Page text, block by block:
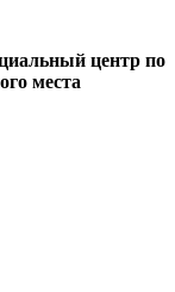
центр по
места